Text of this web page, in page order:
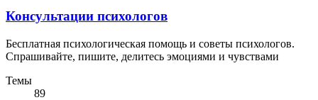
Консультации психологов
Бесплатная психологическая помощь и советы психологов.
Спрашивайте, пишите, делитесь эмоциями и чувствами
Темы
89